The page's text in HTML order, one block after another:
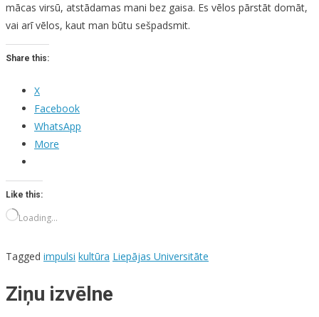
mācas virsū, atstādamas mani bez gaisa. Es vēlos pārstāt domāt,
vai arī vēlos, kaut man būtu sešpadsmit.
Share this:
X
Facebook
WhatsApp
More
Like this:
Loading…
Tagged impulsi kultūra Liepājas Universitāte
Ziņu izvēlne